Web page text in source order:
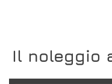
Il noleggio